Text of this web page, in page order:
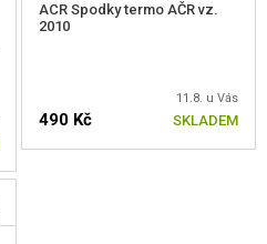
ACR Spodky termo AČR vz.
2010
11.8. u Vás
490 Kč SKLADEM